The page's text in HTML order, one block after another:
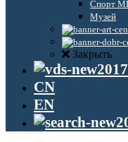
Спорт
Музей
Закрыть
CN
EN